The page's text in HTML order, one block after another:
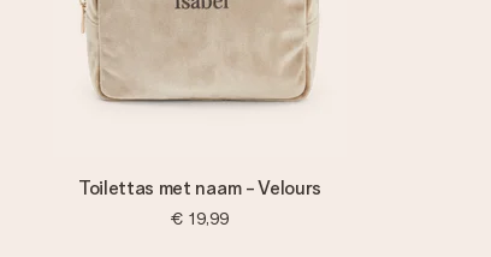
Toilettas met naam - Velours
€ 19,99